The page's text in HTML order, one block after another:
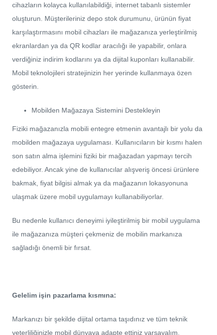
cihazların kolayca kullanılabildiği, internet tabanlı sistemler
oluşturun. Müşterileriniz depo stok durumunu, ürünün fiyat
karşılaştırmasını mobil cihazları ile mağazanıza yerleştirilmiş
ekranlardan ya da QR kodlar aracılığı ile yapabilir, onlara
verdiğiniz indirim kodlarını ya da dijital kuponları kullanabilir.
Mobil teknolojileri stratejinizin her yerinde kullanmaya özen
gösterin.
Mobilden Mağazaya Sistemini Destekleyin
Fiziki mağazanızla mobili entegre etmenin avantajlı bir yolu da
mobilden mağazaya uygulaması. Kullanıcıların bir kısmı halen
son satın alma işlemini fiziki bir mağazadan yapmayı tercih
edebiliyor. Ancak yine de kullanıcılar alışveriş öncesi ürünlere
bakmak, fiyat bilgisi almak ya da mağazanın lokasyonuna
ulaşmak üzere mobil uygulamayı kullanabiliyorlar.
Bu nedenle kullanıcı deneyimi iyileştirilmiş bir mobil uygulama
ile mağazanıza müşteri çekmeniz de mobilin markanıza
sağladığı önemli bir fırsat.
Gelelim işin pazarlama kısmına:
Markanızı bir şekilde dijital ortama taşıdınız ve tüm teknik
yeterliliğinizle mobil dünyaya adapte ettiniz varsayalım.